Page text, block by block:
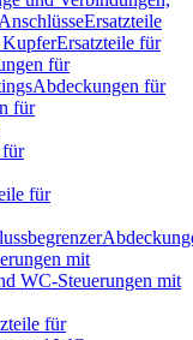
AnschlüsseErsatzteile
KupferErsatzteile für
für
Abdeckungen für
für
für
für
mit
WC-Steuerungen mit
für